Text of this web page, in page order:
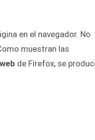
en el navegador. No
muestran las
de Firefox, se